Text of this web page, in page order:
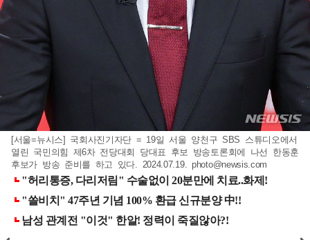
[서울=뉴시스] 국회사진기자단 = 19일 서울 양천구 SBS 스튜디오에서
열린 국민의힘 제6차 전당대회 당대표 후보 방송토론회에 나선 한동훈
후보가 방송 준비를 하고 있다. 2024.07.19. photo@newsis.com